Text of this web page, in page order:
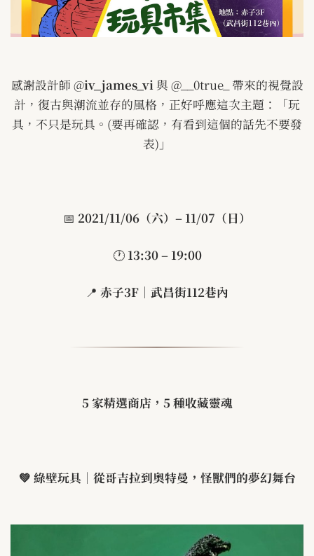
感謝設計師 @iv_james_vi 與 @__0true_ 帶來的視覺設
計，復古與潮流並存的風格，正好呼應這次主題：「玩
具，不只是玩具。 (要再確認，有看到這個的話先不要發
表) 」
📅 2021/11/06 （六） – 11/07 （日）
🕐 13:30 – 19:00
📍 赤子3F ｜武昌街112巷內
5 家精選商店， 5 種收藏靈魂
💚 綠壁玩具｜從哥吉拉到奧特曼，怪獸們的夢幻舞台